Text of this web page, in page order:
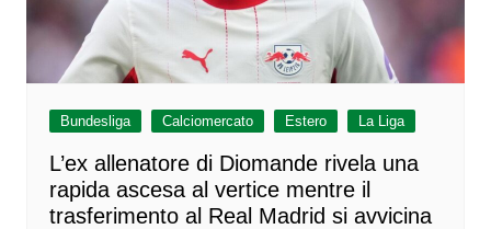
Bundesliga Calciomercato Estero La Liga
L’ex allenatore di Diomande rivela una
rapida ascesa al vertice mentre il
trasferimento al Real Madrid si avvicina